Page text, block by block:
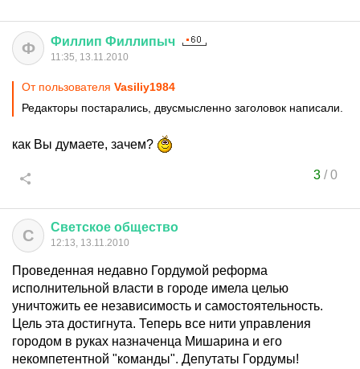
Ф Филлип Филлипыч
11:35, 13.11.2010
От пользователя Vasiliy1984
Редакторы постарались, двусмысленно заголовок написали.
как Вы думаете, зачем?
3/0
С Светское общество
12:13, 13.11.2010
Проведенная недавно Гордумой реформа
исполнительной власти в городе имела целью
уничтожить ее независимость и самостоятельность.
Цель эта достигнута. Теперь все нити управления
городом в руках назначенца Мишарина и его
некомпетентной "команды". Депутаты Гордумы!